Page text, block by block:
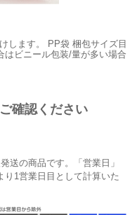
します。
PP袋 梱包サイズ目
はビニール包装/量が多い場合
確認ください
送の商品です。「営業日」
り1営業日目として計算いた